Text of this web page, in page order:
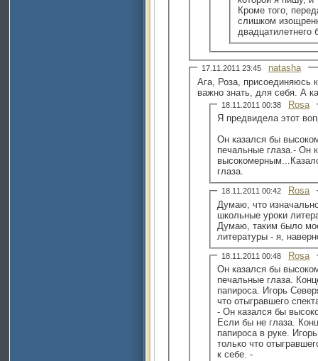
Кроме того,
слишком
двадцатилетнего
17.11.2011 23:45
natasha
Ага, Роза, присоединяюсь
важно знать, для себя. А
18.11.2011 00:38
Rosa
Я предвидела этот
Он казался бы
печальные глаза.- Он казался бы
глаза.
18.11.2011 00:42
Rosa
Думаю, что
школьные уроки
Думаю, таким было
литературы - я,
18.11.2011 00:48
Rosa
Он казался бы
печальные глаза.
папироса. Игорь
что отыгравшего
- Он казался бы высокомерным...Казался бы,пожалуй.
Если бы не глаза.
папироса в руке.
только что
к себе. -